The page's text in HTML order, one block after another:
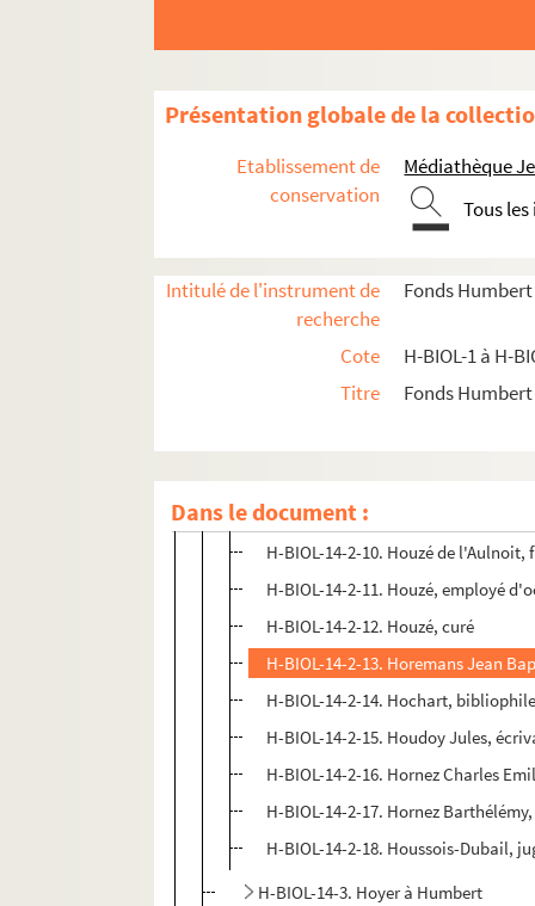
Présentation globale de la
Etablissement de
conservation
Médiathèque
Tous
Intitulé de l'instrument de
recherche
Fonds
Cote
H-BIOL-1 à H-
Titre
Fonds
Dans le document :
H-BIOL-13. Ghesquiere à Hallette
H-BIOL-14. Hedde à Kerteux
H-BIOL-14-2. Heurté à Houssois-Dubail
H-BIOL-14-2-1. Heurté Gustave
H-BIOL-14-2-2. Het Gustave, poète
H-BIOL-14-2-3. Hennion, conseiller
H-BIOL-14-2-4. Heyman, conseiller
H-BIOL-14-2-5. Heurti-Mahieu,
H-BIOL-14-2-6. Hogendorp,
H-BIOL-14-2-8. Herreng Pierre,
H-BIOL-14-2-9. Honnorat-Bocquet,
H-BIOL-14-2-10. Houzé de l'Aulnoit,
H-BIOL-14-2-11. Houzé, employé
H-BIOL-14-2-12. Houzé, curé
H-BIOL-14-2-13. Horemans Jean
H-BIOL-14-2-14. Hochart,
H-BIOL-14-2-15. Houdoy Jules,
H-BIOL-14-2-16. Hornez Charles
H-BIOL-14-2-17. Hornez
H-BIOL-14-2-18. Houssois-Dubail,
H-BIOL-14-3. Hoyer à Humbert